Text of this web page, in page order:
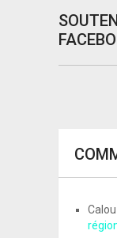
Calou